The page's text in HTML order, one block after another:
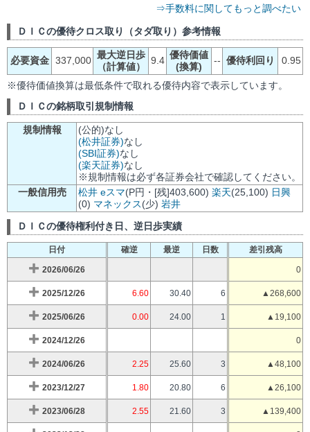
⇒手数料に関してもっと調べたい
ＤＩＣの優待クロス取り（タダ取り）参考情報
必要資金 337,000 最大逆日歩
（計算値）
9.4 優待価値
(換算)
-- 優待利回り 0.95
※優待価値換算は最低条件で取れる優待内容で表示しています。
ＤＩＣの銘柄取引規制情報
規制情報
(公的)なし
(松井証券)なし
(SBI証券)なし
(楽天証券)なし
※規制情報は必ず各証券会社で確認してください。
一般信用売
松井 eスマ(P円・[残]403,600) 楽天(25,100) 日興
(0) マネックス(少) 岩井
ＤＩＣの優待権利付き日、逆日歩実績
日付 確逆 最逆 日数 差引残高
2026/06/26 0
2025/12/26 6.60 30.40 6 ▲268,600
2025/06/26 0.00 24.00 1 ▲19,100
2024/12/26 0
2024/06/26 2.25 25.60 3 ▲48,100
2023/12/27 1.80 20.80 6 ▲26,100
2023/06/28 2.55 21.60 3 ▲139,400